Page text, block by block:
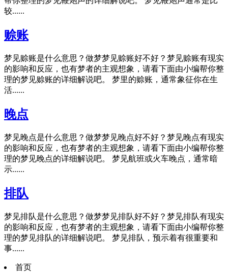
较......
赊账
梦见赊账是什么意思？做梦梦见赊账好不好？梦见赊账有现实
的影响和反应，也有梦者的主观想象，请看下面由小编帮你整
理的梦见赊账的详细解说吧。 梦里的赊账，通常象征你在生
活......
晚点
梦见晚点是什么意思？做梦梦见晚点好不好？梦见晚点有现实
的影响和反应，也有梦者的主观想象，请看下面由小编帮你整
理的梦见晚点的详细解说吧。 梦见航班或火车晚点，通常暗
示......
排队
梦见排队是什么意思？做梦梦见排队好不好？梦见排队有现实
的影响和反应，也有梦者的主观想象，请看下面由小编帮你整
理的梦见排队的详细解说吧。 梦见排队，预示着有很重要和
事......
首页